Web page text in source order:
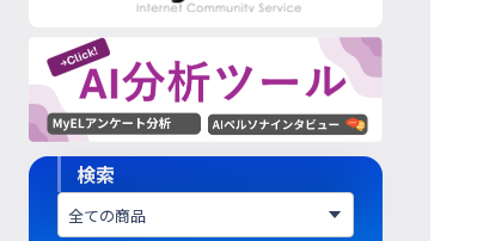
検索